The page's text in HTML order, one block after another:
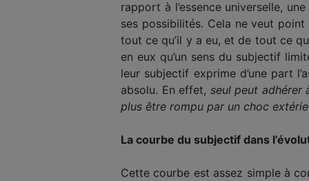
rapport à l’essence universelle,
ses possibilités. Cela ne veut
tout ce qu’il y a eu, et de tout ce
en eux qu’un sens du subjectif
leur subjectif exprime d’une part
absolu. En effet, seul peut adhérer
plus être rompu par un choc
La courbe du subjectif dans
Cette courbe est assez simple à